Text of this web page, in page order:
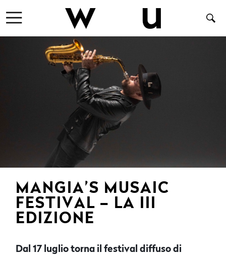
MANGIA’S MUSAIC
FESTIVAL – LA III
EDIZIONE
Dal 17 luglio torna il festival diffuso di